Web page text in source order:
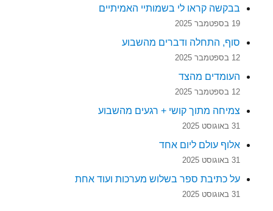
בבקשה קראו לי בשמותיי האמיתיים
19 בספטמבר 2025
סוף, התחלה ודברים מהשבוע
12 בספטמבר 2025
העומדים מהצד
12 בספטמבר 2025
צמיחה מתוך קושי + רגעים מהשבוע
31 באוגוסט 2025
אלוף עולם ליום אחד
31 באוגוסט 2025
על כתיבת ספר בשלוש מערכות ועוד אחת
31 באוגוסט 2025